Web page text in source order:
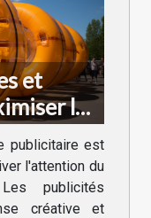
et
la
publicitaire est
l'attention du
publicités
créative et